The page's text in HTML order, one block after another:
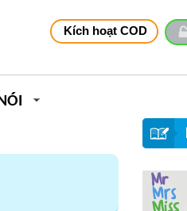
Kích hoạt COD